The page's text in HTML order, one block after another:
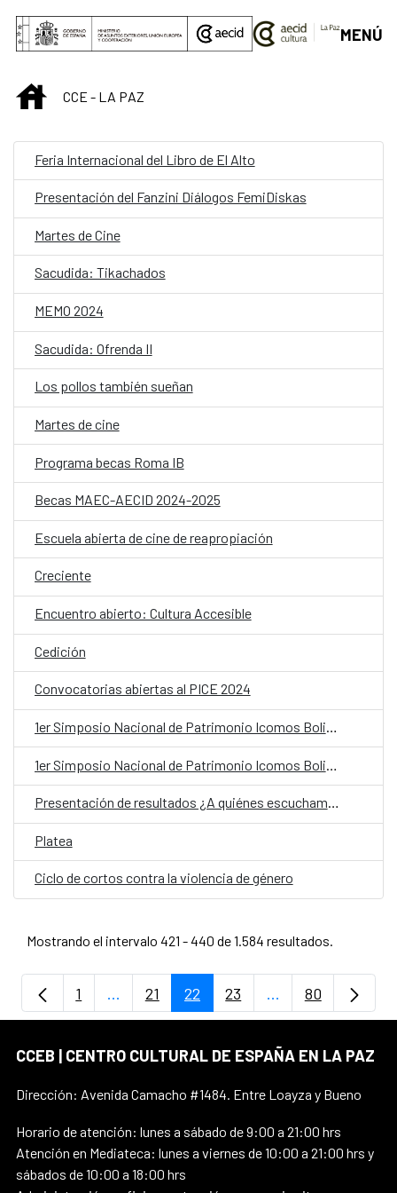
Saltar al contenido principal
MENÚ
INICIOCCE - LA PAZ
Feria Internacional del Libro de El Alto
Presentación del Fanzini Diálogos FemiDiskas
Martes de Cine
Sacudida: Tikachados
MEMO 2024
Sacudida: Ofrenda II
Los pollos también sueñan
Martes de cine
Programa becas Roma IB
Becas MAEC-AECID 2024-2025
Escuela abierta de cine de reapropiación
Creciente
Encuentro abierto: Cultura Accesible
Cedición
Convocatorias abiertas al PICE 2024
1er Simposio Nacional de Patrimonio Icomos Bolivia
Presentación de resultados ¿A quiénes escuchamos?
Platea
Ciclo de cortos contra la violencia de género
Mostrando el intervalo 421 - 440 de 1.584 resultados.
Página
1 ...Páginas intermedias Use TAB para
Página
21 Página
22 Página
23 ...PáginasPágina
80
CCEB | CENTRO CULTURAL DE ESPAÑA EN LA PAZ
Dirección: Avenida Camacho #1484. Entre Loayza y Bueno
Horario de atención: lunes a sábado de 9:00 a 21:00 hrs
Atención en Mediateca: lunes a viernes de 10:00 a 21:00 hrs y
sábados de 10:00 a 18:00 hrs